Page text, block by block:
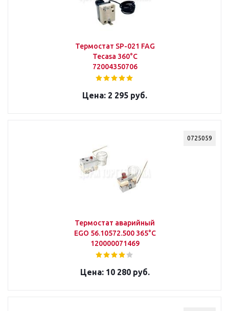
Термостат SP-021 FAG
Tecasa 360°C
72004350706
2 295 руб.
0725059
Термостат аварийный
EGO 56.10572.500 365°С
120000071469
10 280 руб.